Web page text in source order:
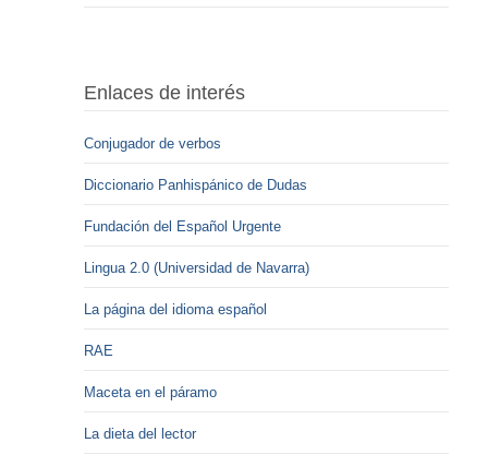
Enlaces de interés
Conjugador de verbos
Diccionario Panhispánico de Dudas
Fundación del Español Urgente
Lingua 2.0 (Universidad de Navarra)
La página del idioma español
RAE
Maceta en el páramo
La dieta del lector